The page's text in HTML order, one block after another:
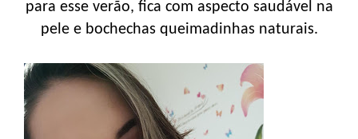
para esse verão, fica com aspecto saudável na
pele e bochechas queimadinhas naturais.